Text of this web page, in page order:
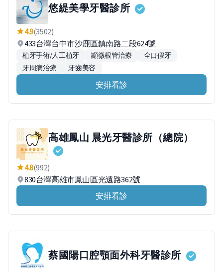
悠緹美學牙醫診所
4.9(3502)
433台灣台中市沙鹿區鎮南路二段624號
植牙手術/人工植牙 顯微根管治療
全口假牙
牙周病治療
牙齒美容
安排看診
高雄鳳山 晨光牙醫診所（總院）
4.8(992)
830台灣高雄市鳳山區光遠路362號
安排看診
蔡國陽口腔顎面外科牙醫診所